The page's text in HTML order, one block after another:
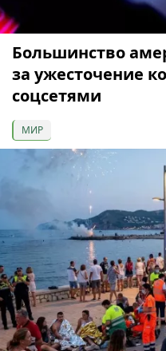
Большинство
за ужесточение
соцсетями
МИР